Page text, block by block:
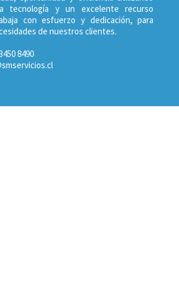
tecnología y un excelente recurso
con esfuerzo y dedicación, para
de nuestros clientes.
8490